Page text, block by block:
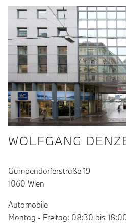
WOLFGANG
Gumpendorferstraße 19
1060 Wien
Automobile
Montag - Freitag: 08:30 bis